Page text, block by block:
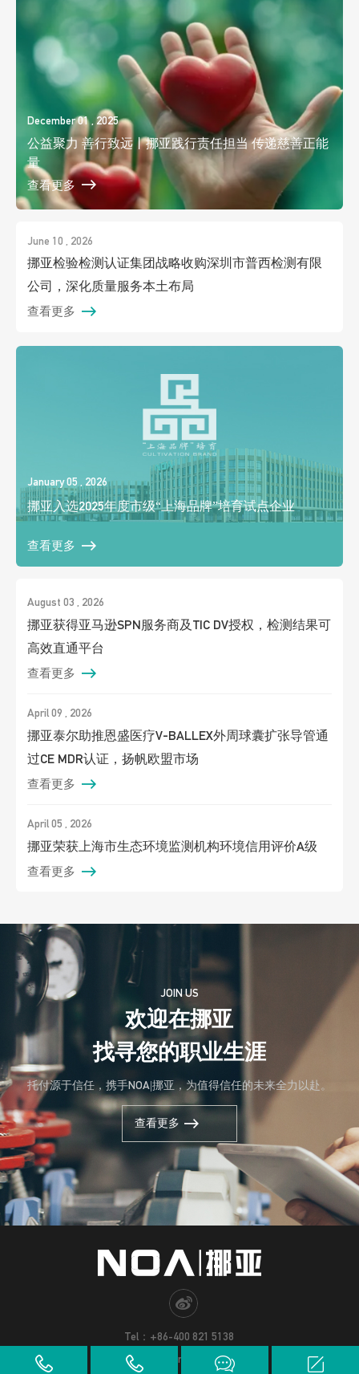
December 01 , 2025
公益聚力 善行致远丨挪亚践行责任担当 传递慈善正能
量
查看更多
June 10 , 2026
挪亚检验检测认证集团战略收购深圳市普西检测有限
公司，深化质量服务本土布局
查看更多
January 05 , 2026
挪亚入选2025年度市级“上海品牌”培育试点企业
查看更多
August 03 , 2026
挪亚获得亚马逊SPN服务商及TIC DV授权，检测结果可
高效直通平台
查看更多
April 09 , 2026
挪亚泰尔助推恩盛医疗V-BALLEX外周球囊扩张导管通
过CE MDR认证，扬帆欧盟市场
查看更多
April 05 , 2026
挪亚荣获上海市生态环境监测机构环境信用评价A级
查看更多
JOIN US
欢迎在挪亚
找寻您的职业生涯
托付源于信任，携手NOA|挪亚，为值得信任的未来全力以赴。
查看更多
Tel：+86-400 821 5138
Email：noa@noagroup.com